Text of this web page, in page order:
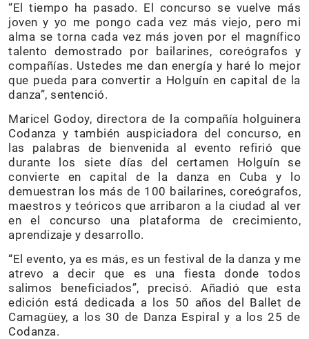
“El tiempo ha pasado. El concurso se vuelve más
joven y yo me pongo cada vez más viejo, pero mi
alma se torna cada vez más joven por el magnífico
talento demostrado por bailarines, coreógrafos y
compañías. Ustedes me dan energía y haré lo mejor
que pueda para convertir a Holguín en capital de la
danza”, sentenció.
Maricel Godoy, directora de la compañía holguinera
Codanza y también auspiciadora del concurso, en
las palabras de bienvenida al evento refirió que
durante los siete días del certamen Holguín se
convierte en capital de la danza en Cuba y lo
demuestran los más de 100 bailarines, coreógrafos,
maestros y teóricos que arribaron a la ciudad al ver
en el concurso una plataforma de crecimiento,
aprendizaje y desarrollo.
“El evento, ya es más, es un festival de la danza y me
atrevo a decir que es una fiesta donde todos
salimos beneficiados”, precisó. Añadió que esta
edición está dedicada a los 50 años del Ballet de
Camagüey, a los 30 de Danza Espiral y a los 25 de
Codanza.